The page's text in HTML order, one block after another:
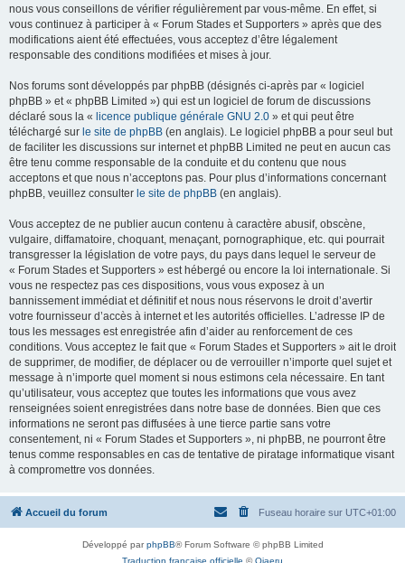
nous vous conseillons de vérifier régulièrement par vous-même. En effet, si
vous continuez à participer à « Forum Stades et Supporters » après que des
modifications aient été effectuées, vous acceptez d’être légalement
responsable des conditions modifiées et mises à jour.
Nos forums sont développés par phpBB (désignés ci-après par « logiciel
phpBB » et « phpBB Limited ») qui est un logiciel de forum de discussions
déclaré sous la « licence publique générale GNU 2.0 » et qui peut être
téléchargé sur le site de phpBB (en anglais). Le logiciel phpBB a pour seul but
de faciliter les discussions sur internet et phpBB Limited ne peut en aucun cas
être tenu comme responsable de la conduite et du contenu que nous
acceptons et que nous n’acceptons pas. Pour plus d’informations concernant
phpBB, veuillez consulter le site de phpBB (en anglais).
Vous acceptez de ne publier aucun contenu à caractère abusif, obscène,
vulgaire, diffamatoire, choquant, menaçant, pornographique, etc. qui pourrait
transgresser la législation de votre pays, du pays dans lequel le serveur de
« Forum Stades et Supporters » est hébergé ou encore la loi internationale. Si
vous ne respectez pas ces dispositions, vous vous exposez à un
bannissement immédiat et définitif et nous nous réservons le droit d’avertir
votre fournisseur d’accès à internet et les autorités officielles. L’adresse IP de
tous les messages est enregistrée afin d’aider au renforcement de ces
conditions. Vous acceptez le fait que « Forum Stades et Supporters » ait le droit
de supprimer, de modifier, de déplacer ou de verrouiller n’importe quel sujet et
message à n’importe quel moment si nous estimons cela nécessaire. En tant
qu’utilisateur, vous acceptez que toutes les informations que vous avez
renseignées soient enregistrées dans notre base de données. Bien que ces
informations ne seront pas diffusées à une tierce partie sans votre
consentement, ni « Forum Stades et Supporters », ni phpBB, ne pourront être
tenus comme responsables en cas de tentative de piratage informatique visant
à compromettre vos données.
Accueil du forum Fuseau horaire sur UTC+01:00
Développé parphpBB® Forum Software © phpBB Limited
Traduction française officielle ©Qiaeru